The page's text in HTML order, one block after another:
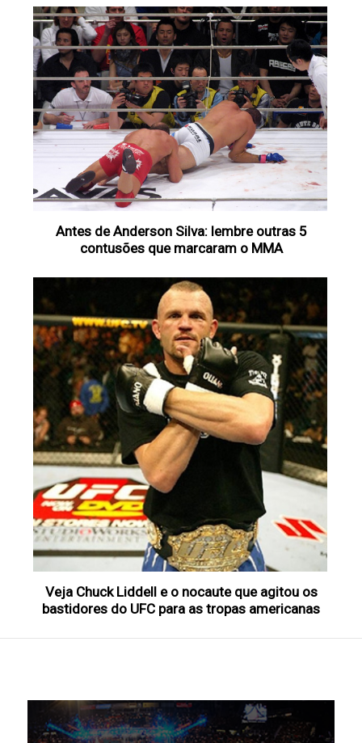
Antes de Anderson Silva: lembre outras 5
contusões que marcaram o MMA
Veja Chuck Liddell e o nocaute que agitou os
bastidores do UFC para as tropas americanas